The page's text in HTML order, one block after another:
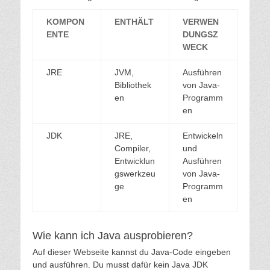
KOMPON
ENTE
ENTHÄLT
VERWEN
DUNGSZ
WECK
JRE
JVM,
Bibliothek
en
Ausführen
von Java-
Programm
en
JDK
JRE,
Compiler,
Entwicklun
gswerkzeu
ge
Entwickeln
und
Ausführen
von Java-
Programm
en
Wie kann ich Java ausprobieren?
Auf dieser Webseite kannst du Java-Code eingeben
und ausführen. Du musst dafür kein Java JDK